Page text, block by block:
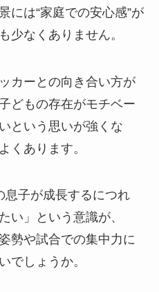
には“家庭での安心感”が
少なくありません。
カーとの向き合い方が
どもの存在がモチベー
という思いが強くな
くあります。
息子が成長するにつれ
い」という意識が、
勢や試合での集中力に
でしょうか。